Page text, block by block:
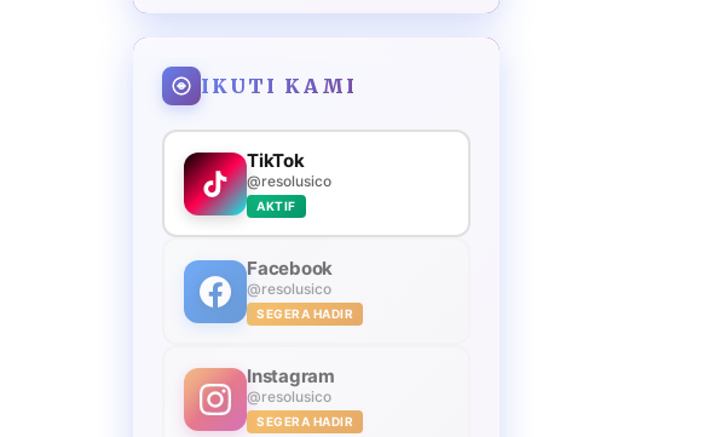
IKUTI KAMI
TikTok
@resolusico
AKTIF
Facebook
@resolusico
SEGERA HADIR
Instagram
@resolusico
SEGERA HADIR